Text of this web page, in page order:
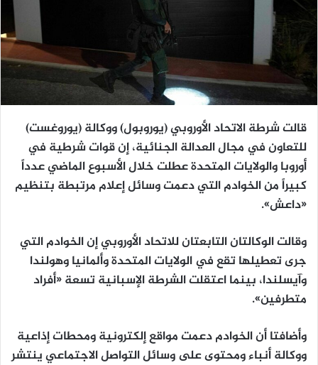
قالت شرطة الاتحاد الأوروبي (يوروبول) ووكالة (يوروغست)
للتعاون في مجال العدالة الجنائية، إن قوات شرطية في
أوروبا والولايات المتحدة عطلت خلال الأسبوع الماضي عدداً
كبيراً من الخوادم التي دعمت وسائل إعلام مرتبطة بتنظيم
«داعش».
وقالت الوكالتان التابعتان للاتحاد الأوروبي إن الخوادم التي
جرى تعطيلها تقع في الولايات المتحدة وألمانيا وهولندا
وآيسلندا، بينما اعتقلت الشرطة الإسبانية تسعة «أفراد
متطرفين».
وأضافتا أن الخوادم دعمت مواقع إلكترونية ومحطات إذاعية
ووكالة أنباء ومحتوى على وسائل التواصل الاجتماعي ينتشر